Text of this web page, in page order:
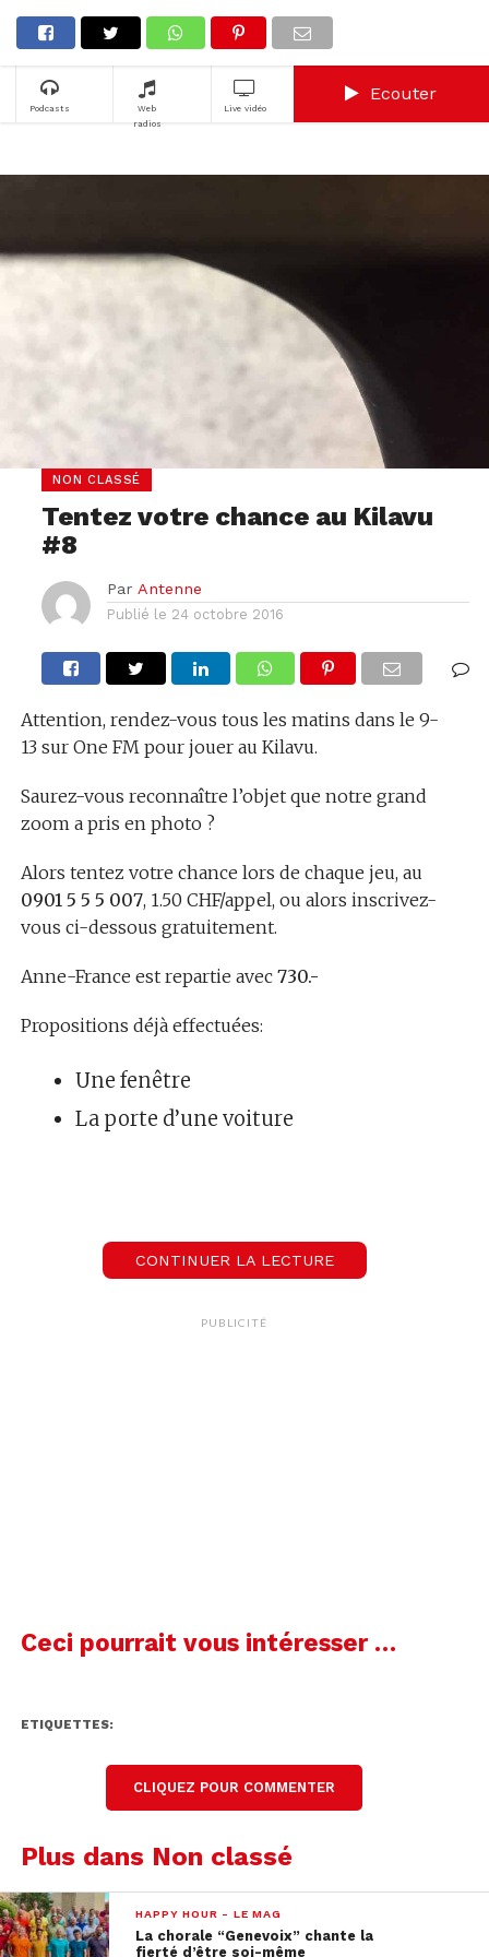
Podcasts
Web
radios
Live vidéo
Ecouter
NON CLASSÉ
Tentez votre chance au Kilavu
#8
Par Antenne
Publié le 24 octobre 2016
Attention, rendez-vous tous les matins dans le 9-
13 sur One FM pour jouer au Kilavu.
Saurez-vous reconnaître l’objet que notre grand
zoom a pris en photo ?
Alors tentez votre chance lors de chaque jeu, au
0901 5 5 5 007, 1.50 CHF/appel, ou alors inscrivez-
vous ci-dessous gratuitement.
Anne-France est repartie avec 730.-
Propositions déjà effectuées:
Une fenêtre
La porte d’une voiture
Un cadre de fenêtre
Le marquage d’une route
Un évier
CONTINUER LA LECTURE
PUBLICITÉ
Ceci pourrait vous intéresser …
ETIQUETTES:
CLIQUEZ POUR COMMENTER
Plus dans Non classé
HAPPY HOUR - LE MAG
La chorale “Genevoix” chante la
fierté d’être soi-même